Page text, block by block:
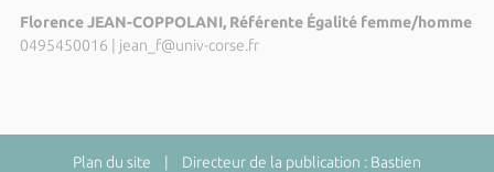
Florence JEAN-COPPOLANI, Référente Égalité femme/homme
0495450016
jean_f@univ-corse.fr
Plan du site | Directeur de la publication : Bastien